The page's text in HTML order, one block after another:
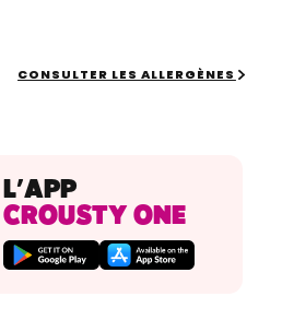
CONSULTER LES ALLERGÈNES
L’APP
CROUSTY ONE